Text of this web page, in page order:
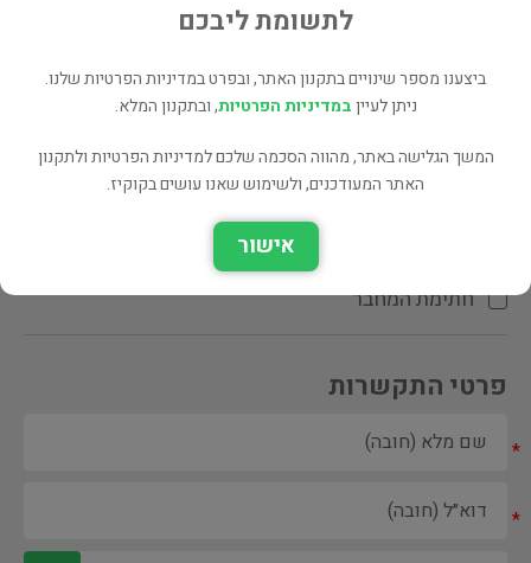
הקדשת המחבר\המתרגם
חתימת המחבר
פרטי התקשרות
*
*
לתשומת ליבכם
ביצענו מספר שינויים בתקנון האתר, ובפרט במדיניות הפרטיות שלנו.
ניתן לעייןבמדיניות הפרטיות, ובתקנון המלא.
המשך הגלישה באתר, מהווה הסכמה שלכם למדיניות הפרטיות ולתקנון
האתר המעודכנים, ולשימוש שאנו עושים בקוקיז.
אישור